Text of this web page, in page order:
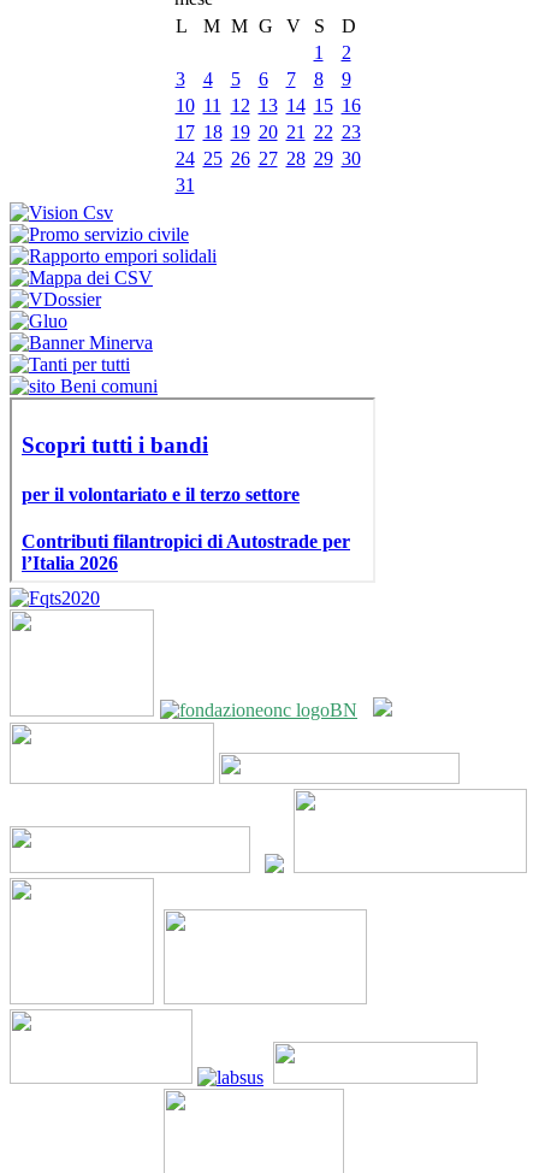
L
M M G V S
D
1
2
3
4 5 6 7 8
9
10 11 12 13 14 15 16
17 18 19 20 21 22 23
24 25 26 27 28 29 30
31